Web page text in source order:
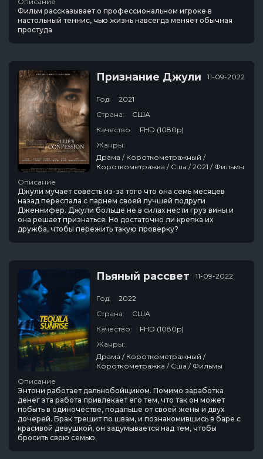
Фильм рассказывает о профессиональном игроке в
настольный теннис, чью жизнь навсегда меняет обычная
простуда
Признание Джули 11-09-2022
Год:
2021
Страна:
США
Качество:
FHD (1080p)
Жанры:
Драма / Короткометражный /
Короткометражка / Сша / 2021 / Фильмы
Описание
Джули мучает совесть из-за того что она семь месяцев
назад переспала с парнем своей лучшей подруги
Дженнифер. Джули больше не в силах нести груз вины и
она решает признаться. Но достаточно ли крепка их
дружба, чтобы пережить такую проверку?
Пьяный рассвет 11-09-2022
Год:
2022
Страна:
США
Качество:
FHD (1080p)
Жанры:
Драма / Короткометражный /
Короткометражка / Сша / Фильмы
Описание
Энтони работает дальнобойщиком. Помимо заработка
денег эта работа привлекает его тем, что так он может
побыть в одиночестве, подальше от своей жены и двух
дочерей. Брак трещит по швам, и познакомившись в баре с
красивой девушкой, он задумывается над тем, чтобы
бросить свою семью.